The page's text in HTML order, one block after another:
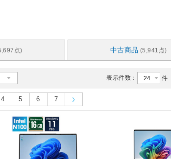
点) 中古商品 (5,941点)
表示件数： 件
4 5 6 7